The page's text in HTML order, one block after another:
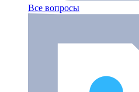
Все вопросы